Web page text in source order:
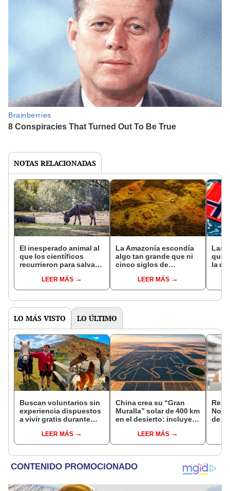
NOTAS RELACIONADAS
El inesperado animal al
que los científicos
recurrieron para salvar
reintroducción de un
asno salvaje está
en un paisaje con más
LEER MÁS
La Amazonía escondía
algo tan grande que ni
cinco siglos de
encontrarlo: el hallazgo
podría cambiar todo lo
pasado
LEER MÁS
Las
que
la de
LO MÁS VISTO LO ÚLTIMO
Buscan voluntarios sin
experiencia dispuestos
a vivir gratis durante
cuidar caballos, burros
y otros animales
LEER MÁS
China crea su “Gran
Muralla” solar de 400 km
en el desierto: incluye
de caballo visible desde
el espacio
LEER MÁS
de